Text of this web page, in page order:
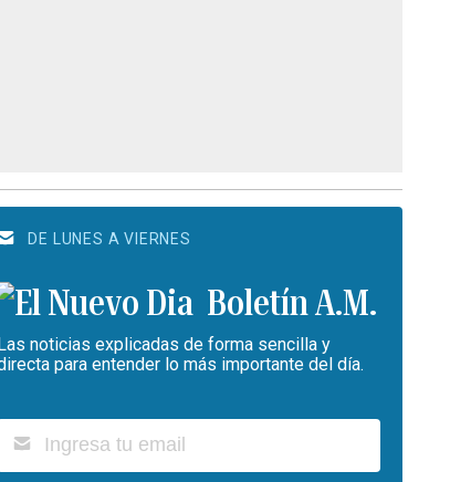
DE LUNES A VIERNES
Boletín A.M.
noticias explicadas de forma sencilla y
para entender lo más importante del día.